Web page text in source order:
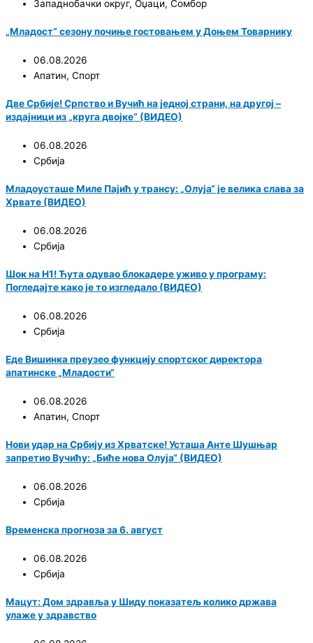
Западнобачки округ, Оџаци, Сомбор
„Младост“ сезону почиње гостовањем у Доњем Товарнику
06.08.2026
Апатин, Спорт
Две Србије! Српство и Вучић на једној страни, на другој –
издајници из „круга двојке“ (ВИДЕО)
06.08.2026
Србија
Младоусташе Миле Пајић у трансу: „Олуја“ је велика слава за
Хрвате (ВИДЕО)
06.08.2026
Србија
Шок на Н1! Ћута одувао блокадере уживо у програму:
Погледајте како је то изгледало (ВИДЕО)
06.08.2026
Србија
Еде Вишинка преузео функцију спортског директора
апатинске „Младости“
06.08.2026
Апатин, Спорт
Нови удар на Србију из Хрватске! Усташа Анте Шушњар
запретио Вучићу: „Биће нова Олуја“ (ВИДЕО)
06.08.2026
Србија
Временска прогноза за 6. август
06.08.2026
Србија
Мацут: Дом здравља у Шиду показатељ колико држава
улаже у здравство